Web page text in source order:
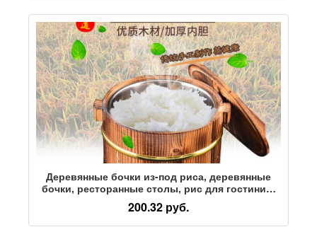
Деревянные бочки из-под риса, деревянные
бочки, ресторанные столы, рис для гостиниц,
маленькие бочки из-под риса, посуда,
изоляционные бочки, бочки для овощей,
донбури, большое количество, отличное
200.32 руб.